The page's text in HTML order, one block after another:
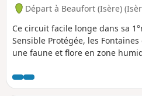
Départ à Beaufort (Isère)
Ce circuit facile longe dans sa
Sensible Protégée, les
une faune et flore en zone
vous pouvez mettre des photos
sur le circuit.